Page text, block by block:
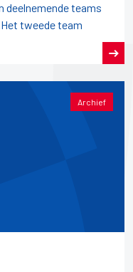
deelnemende teams
tweede team
Archief